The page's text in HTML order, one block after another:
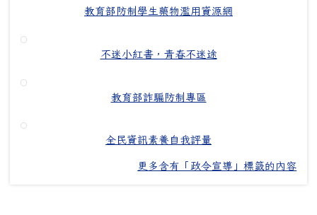
教育部防制學生藥物濫用資源網
不迷小紅書，青春不迷途
教育部詐騙防制專區
全民資訊素養自我評量
更多含有「政令宣導」標籤的內容